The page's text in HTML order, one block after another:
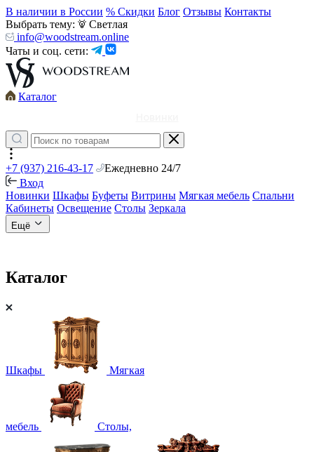
В наличии в России % Скидки Блог Отзывы Контакты
Выбрать тему:
Светлая
info@woodstream.online
Чаты и соц. сети:
Каталог
+7 (937) 216-43-17
Ежедневно 24/7
Вход
Новинки Шкафы Буфеты Витрины Мягкая мебель Спальни
Кабинеты Освещение Столы Зеркала
Ещё
Каталог
Шкафы Мягкая
мебель Столы,